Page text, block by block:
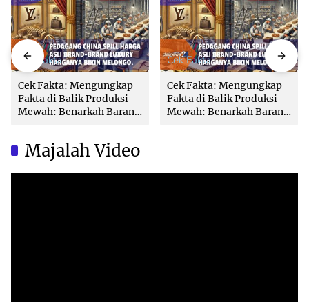
Cek Fakta
Cek Fakta: Mengungkap
Fakta di Balik Produksi
Mewah: Benarkah Barang
Cek Fakta
Cek Fakta: Mengungkap
Fakta di Balik Produksi
Mewah: Benarkah Barang
Majalah Video